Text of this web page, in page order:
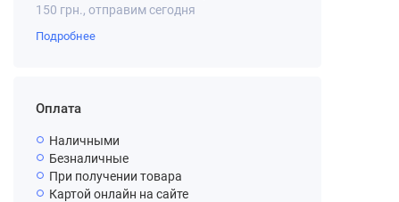
150 грн., отправим сегодня
Подробнее
Оплата
Наличными
Безналичные
При получении товара
Картой онлайн на сайте